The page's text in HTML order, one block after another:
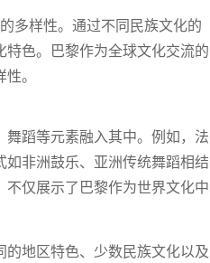
多样性。通过不同民族文化的
色。巴黎作为全球文化交流的
。
蹈等元素融入其中。例如，法
非洲鼓乐、亚洲传统舞蹈相结
仅展示了巴黎作为世界文化中
地区特色、少数民族文化以及